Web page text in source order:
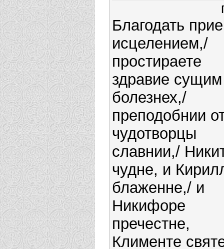
Благодать
исцелением,/
простираете
здравие
болезнех,/
преподобнии
чудотворцы
славнии,/
чудне, и
блаженне,/ и
Никифоре
пречестне,
Клименте